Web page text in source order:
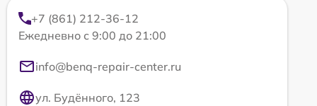
+7 (861) 212-36-12
Ежедневно с 9:00 до 21:00
info@benq-repair-center.ru
ул. Будённого, 123